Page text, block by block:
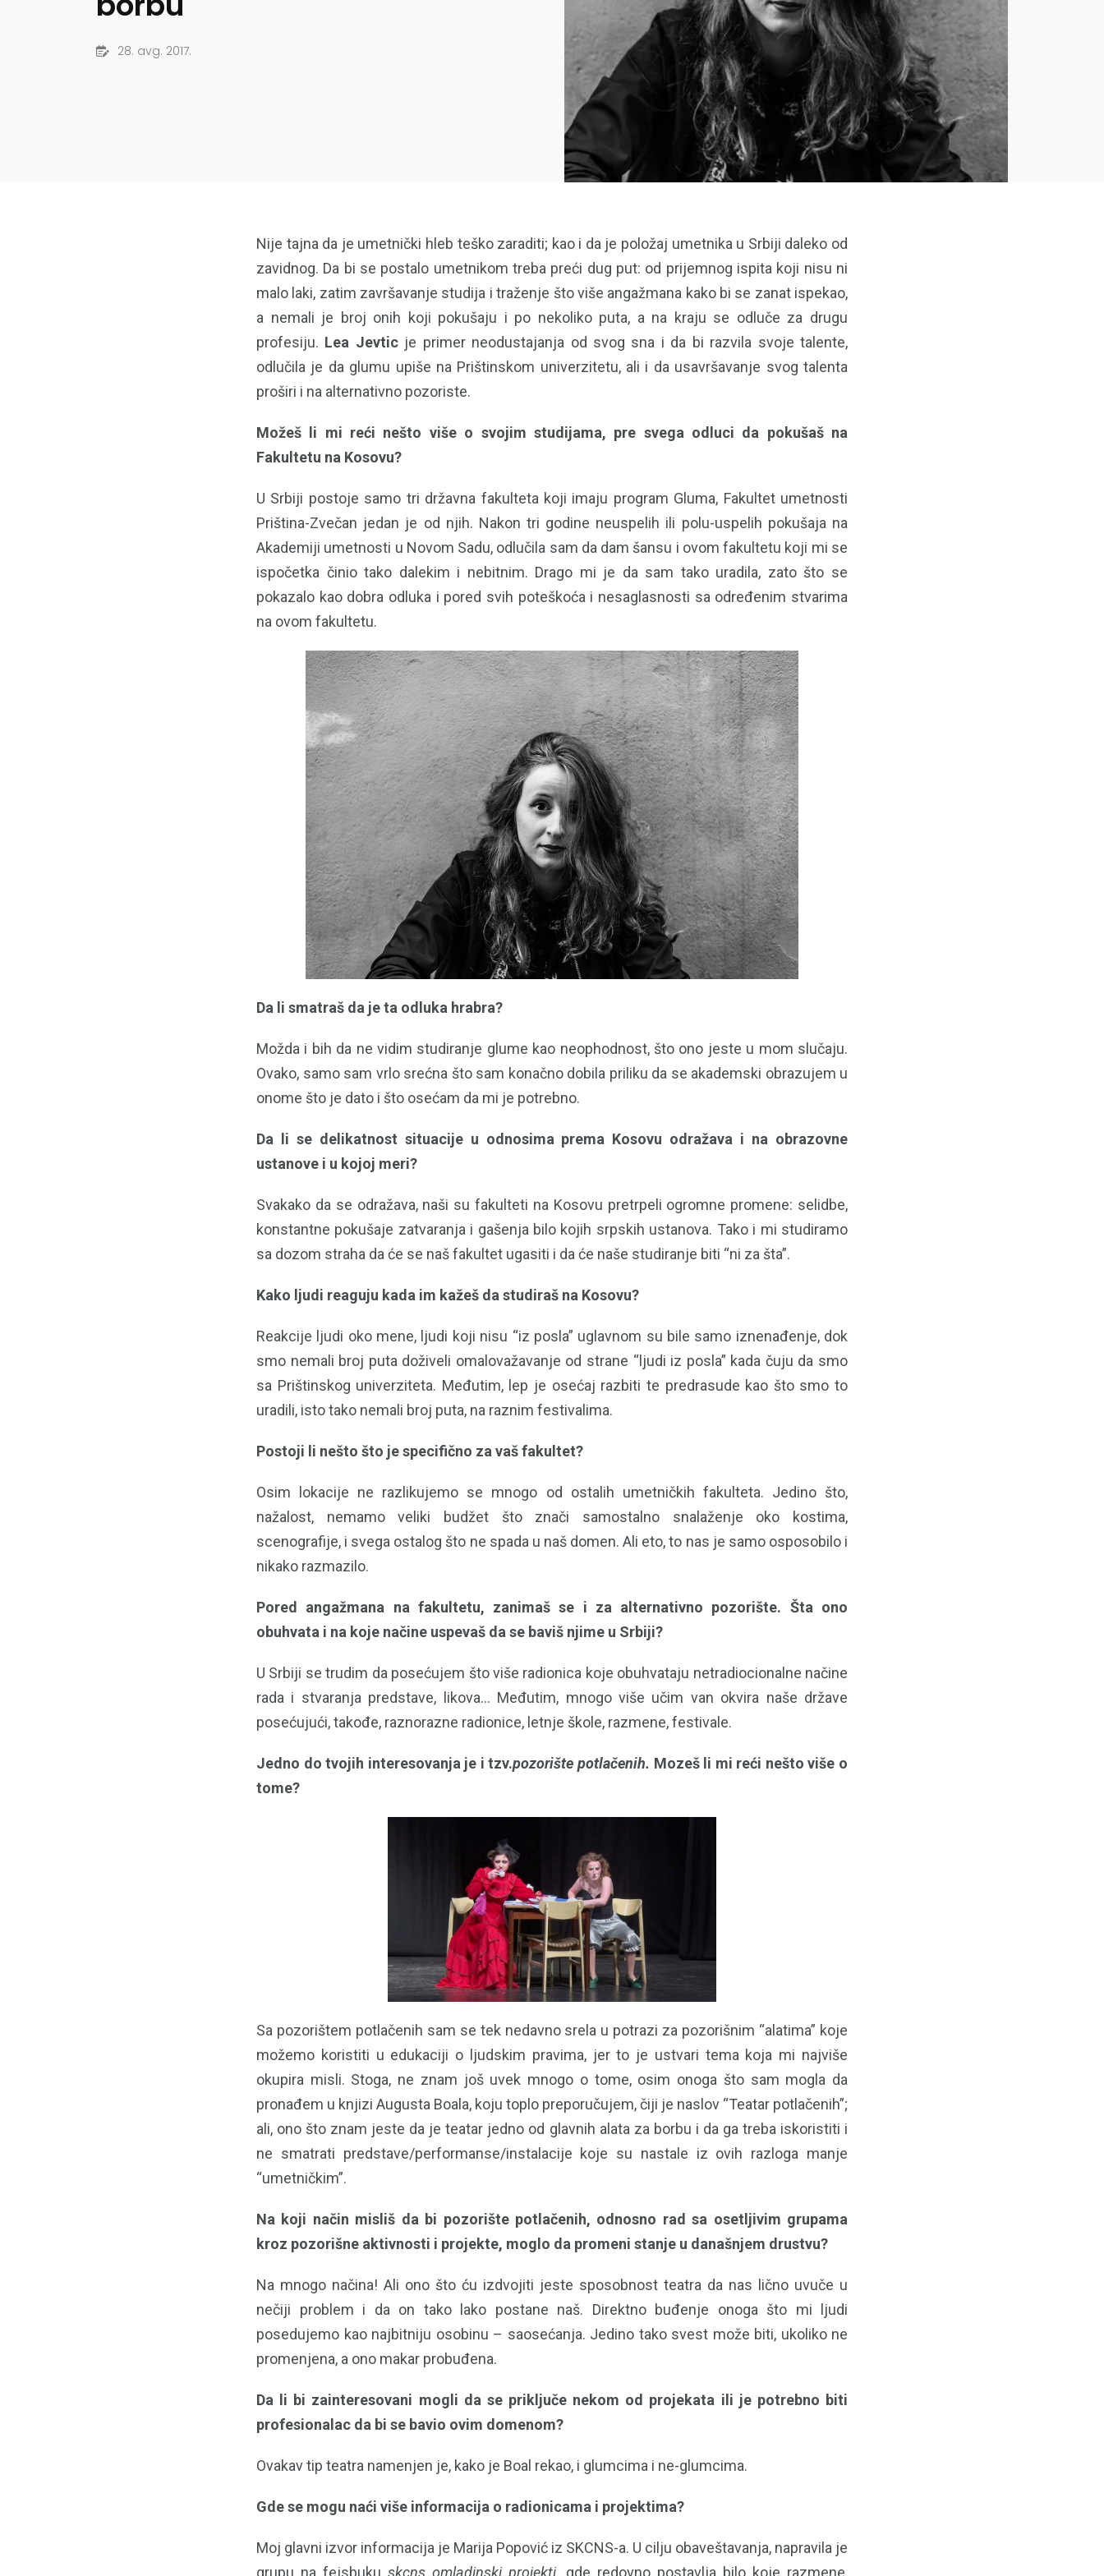
28. avg. 2017.
Nije tajna da je umetnički hleb teško zaraditi; kao i da je položaj umetnika u Srbiji daleko od
zavidnog. Da bi se postalo umetnikom treba preći dug put: od prijemnog ispita koji nisu ni
malo laki, zatim završavanje studija i traženje što više angažmana kako bi se zanat ispekao,
a nemali je broj onih koji pokušaju i po nekoliko puta, a na kraju se odluče za drugu
profesiju. Lea Jevticje primer neodustajanja od svog sna i da bi razvila svoje talente,
odlučila je da glumu upiše na Prištinskom univerzitetu, ali i da usavršavanje svog talenta
proširi i na alternativno pozoriste.
Možeš li mi reći nešto više o svojim studijama, pre svega odluci da pokušaš na
Fakultetu na Kosovu?
U Srbiji postoje samo tri državna fakulteta koji imaju program Gluma, Fakultet umetnosti
Priština-Zvečan jedan je od njih. Nakon tri godine neuspelih ili polu-uspelih pokušaja na
Akademiji umetnosti u Novom Sadu, odlučila sam da dam šansu i ovom fakultetu koji mi se
ispočetka činio tako dalekim i nebitnim. Drago mi je da sam tako uradila, zato što se
pokazalo kao dobra odluka i pored svih poteškoća i nesaglasnosti sa određenim stvarima
na ovom fakultetu.
Da li smatraš da je ta odluka hrabra?
Možda i bih da ne vidim studiranje glume kao neophodnost, što ono jeste u mom slučaju.
Ovako, samo sam vrlo srećna što sam konačno dobila priliku da se akademski obrazujem u
onome što je dato i što osećam da mi je potrebno.
Da li se delikatnost situacije u odnosima prema Kosovu odražava i na obrazovne
ustanove i u kojoj meri?
Svakako da se odražava, naši su fakulteti na Kosovu pretrpeli ogromne promene: selidbe,
konstantne pokušaje zatvaranja i gašenja bilo kojih srpskih ustanova. Tako i mi studiramo
sa dozom straha da će se naš fakultet ugasiti i da će naše studiranje biti “ni za šta”.
Kako ljudi reaguju kada im kažeš da studiraš na Kosovu?
Reakcije ljudi oko mene, ljudi koji nisu “iz posla” uglavnom su bile samo iznenađenje, dok
smo nemali broj puta doživeli omalovažavanje od strane “ljudi iz posla” kada čuju da smo
sa Prištinskog univerziteta. Međutim, lep je osećaj razbiti te predrasude kao što smo to
uradili, isto tako nemali broj puta, na raznim festivalima.
Postoji li nešto što je specifično za vaš fakultet?
Osim lokacije ne razlikujemo se mnogo od ostalih umetničkih fakulteta. Jedino što,
nažalost, nemamo veliki budžet što znači samostalno snalaženje oko kostima,
scenografije, i svega ostalog što ne spada u naš domen. Ali eto, to nas je samo osposobilo i
nikako razmazilo.
Pored angažmana na fakultetu, zanimaš se i za alternativno pozorište. Šta ono
obuhvata i na koje načine uspevaš da se baviš njime u Srbiji?
U Srbiji se trudim da posećujem što više radionica koje obuhvataju netradiocionalne načine
rada i stvaranja predstave, likova… Međutim, mnogo više učim van okvira naše države
posećujući, takođe, raznorazne radionice, letnje škole, razmene, festivale.
Jedno do tvojih interesovanja je i tzv.pozorište potlačenih. Mozeš li mi reći nešto više o
tome?
Sa pozorištem potlačenih sam se tek nedavno srela u potrazi za pozorišnim “alatima” koje
možemo koristiti u edukaciji o ljudskim pravima, jer to je ustvari tema koja mi najviše
okupira misli. Stoga, ne znam još uvek mnogo o tome, osim onoga što sam mogla da
pronađem u knjizi Augusta Boala, koju toplo preporučujem, čiji je naslov “Teatar potlačenih”;
ali, ono što znam jeste da je teatar jedno od glavnih alata za borbu i da ga treba iskoristiti i
ne smatrati predstave/performanse/instalacije koje su nastale iz ovih razloga manje
“umetničkim”.
Na koji način misliš da bi pozorište potlačenih, odnosno rad sa osetljivim grupama
kroz pozorišne aktivnosti i projekte, moglo da promeni stanje u današnjem drustvu?
Na mnogo načina! Ali ono što ću izdvojiti jeste sposobnost teatra da nas lično uvuče u
nečiji problem i da on tako lako postane naš. Direktno buđenje onoga što mi ljudi
posedujemo kao najbitniju osobinu – saosećanja. Jedino tako svest može biti, ukoliko ne
promenjena, a ono makar probuđena.
Da li bi zainteresovani mogli da se priključe nekom od projekata ili je potrebno biti
profesionalac da bi se bavio ovim domenom?
Ovakav tip teatra namenjen je, kako je Boal rekao, i glumcima i ne-glumcima.
Gde se mogu naći više informacija o radionicama i projektima?
Moj glavni izvor informacija je Marija Popović iz SKCNS-a. U cilju obaveštavanja, napravila je
grupu na fejsbukuskcns omladinski projekti, gde redovno postavlja bilo koje razmene,